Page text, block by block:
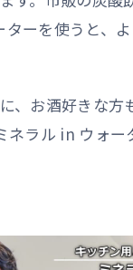
ーを使うと、
、お酒好きな方
ネラル in ウォー